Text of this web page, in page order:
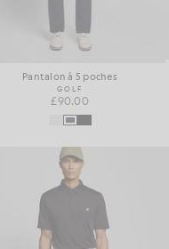
Pantalon à 5 poches
GOLF
£90.00